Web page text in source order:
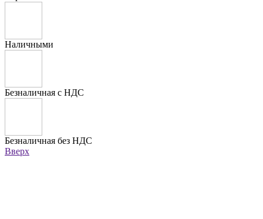
Наличными
Безналичная с НДС
Безналичная без НДС
Вверх